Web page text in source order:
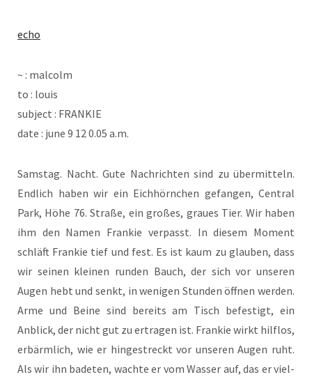
echo
~ : malcolm
to : louis
sub­ject : FRANKIE
date : june 9 12 0.05 a.m.
Sams­tag. Nacht. Gute Nach­rich­ten sind zu über­mit­teln.
End­lich haben wir ein Eich­hörn­chen gefan­gen, Cen­tral
Park, Höhe 76. Stra­ße, ein gro­ßes, grau­es Tier. Wir haben
ihm den Namen Fran­kie ver­passt. In die­sem Moment
schläft Fran­kie tief und fest. Es ist kaum zu glau­ben, dass
wir sei­nen klei­nen run­den Bauch, der sich vor unse­ren
Augen hebt und senkt, in weni­gen Stun­den öff­nen wer­den.
Arme und Bei­ne sind bereits am Tisch befes­tigt, ein
Anblick, der nicht gut zu ertra­gen ist. Fran­kie wirkt hilf­los,
erbärm­lich, wie er hin­ge­streckt vor unse­ren Augen ruht.
Als wir ihn bade­ten, wach­te er vom Was­ser auf, das er viel­